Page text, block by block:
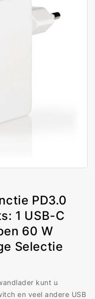
PD3.0
1 USB-C
60 W
Selectie
kunt u
en veel andere USB